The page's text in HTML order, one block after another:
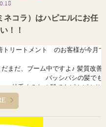
るなら似合うカラーをまといた
(^^)
コラ）はハピエルにお任
！！
リートメント のお客様が今月
だまだ、ブーム中ですよ♪ 髪質改
バッシバシの髪でも
枝毛まみれの髪でもピカピカサ